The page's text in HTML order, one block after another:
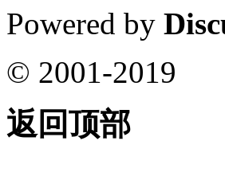
Powered by
© 2001-2019
返回顶部